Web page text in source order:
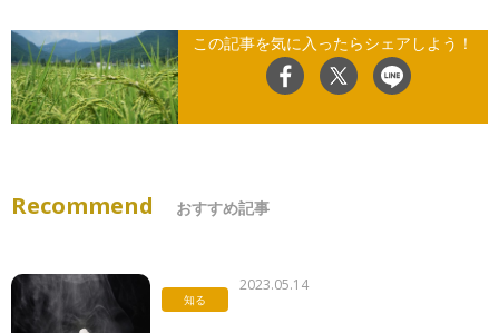
この記事を気に入ったらシェアしよう！
Recommend おすすめ記事
知る
2023.05.14